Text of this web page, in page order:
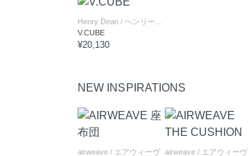
Henry Dean / ヘンリーディーン
V.CUBE
¥20,130
NEW INSPIRATIONS
airweave / エアウィーヴ airweave / エアウィーヴ